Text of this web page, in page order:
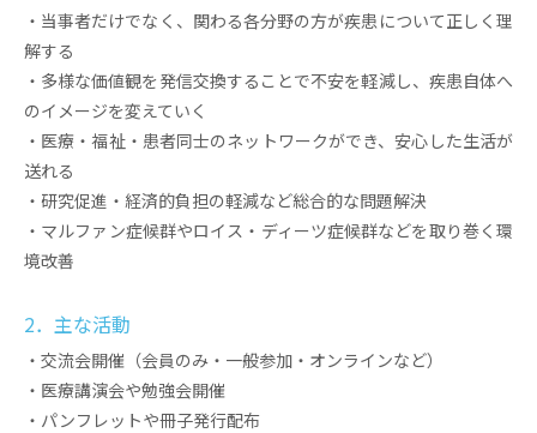
・当事者だけでなく、関わる各分野の方が疾患について正しく理
解する
・多様な価値観を発信交換することで不安を軽減し、疾患自体へ
のイメージを変えていく
・医療・福祉・患者同士のネットワークができ、安心した生活が
送れる
・研究促進・経済的負担の軽減など総合的な問題解決
・マルファン症候群やロイス・ディーツ症候群などを取り巻く環
境改善
2．主な活動
・交流会開催（会員のみ・一般参加・オンラインなど）
・医療講演会や勉強会開催
・パンフレットや冊子発行配布